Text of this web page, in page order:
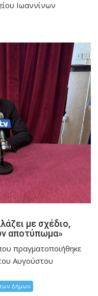
Ιωαννίνων
με σχέδιο,
αποτύπωμα»
πραγματοποιήθηκε
Αυγούστου
Δήμων